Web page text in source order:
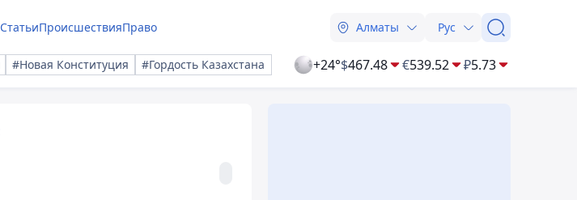
СтатьиПроисшествияПраво Алматы Рус
#Новая Конституция #Гордость Казахстана +24°$467.48 €539.52 ₽5.73